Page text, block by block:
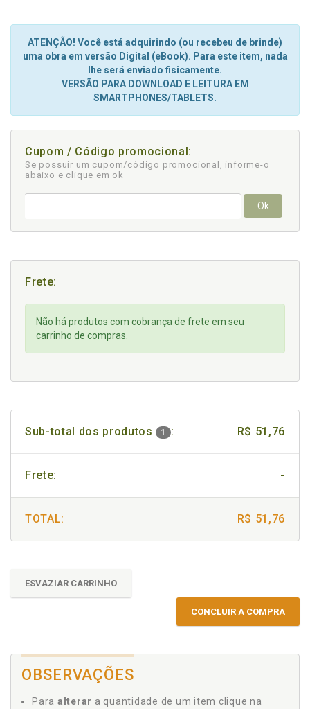
ATENÇÃO! Você está adquirindo (ou recebeu de brinde)
uma obra em versão Digital (eBook). Para este item, nada
lhe será enviado fisicamente.
VERSÃO PARA DOWNLOAD E LEITURA EM
SMARTPHONES/TABLETS.
Cupom / Código promocional:
Se possuir um cupom/código promocional, informe-o
abaixo e clique em ok
Ok
Frete:
Não há produtos com cobrança de frete em seu
carrinho de compras.
Sub-total dos produtos 1 : R$ 51,76
Frete: -
TOTAL: R$ 51,76
ESVAZIAR CARRINHO
CONCLUIR A COMPRA
OBSERVAÇÕES
Para alterar a quantidade de um item clique na